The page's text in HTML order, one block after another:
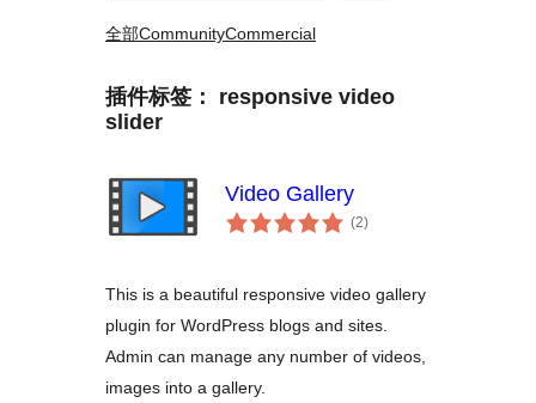
全部CommunityCommercial
插件标签： responsive video
slider
Video Gallery
(2总
评)
This is a beautiful responsive video gallery
plugin for WordPress blogs and sites.
Admin can manage any number of videos,
images into a gallery.